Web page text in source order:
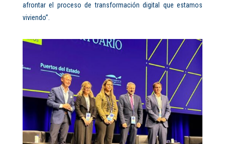
afrontar el proceso de transformación digital que estamos
viviendo”.